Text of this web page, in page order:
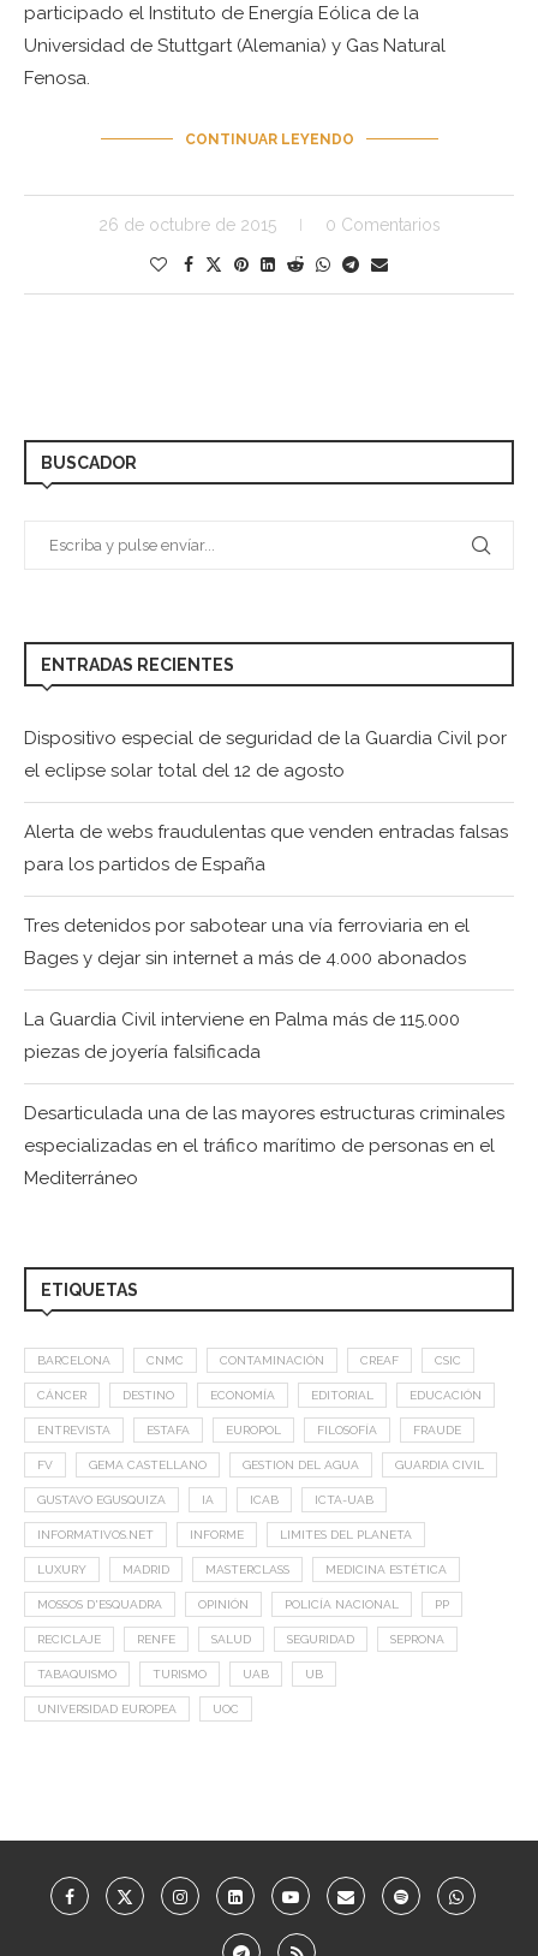
participado el Instituto de Energía Eólica de la
Universidad de Stuttgart (Alemania) y Gas Natural
Fenosa.
CONTINUAR LEYENDO
26 de octubre de 2015 0 Comentarios
BUSCADOR
ENTRADAS RECIENTES
Dispositivo especial de seguridad de la Guardia Civil por
el eclipse solar total del 12 de agosto
Alerta de webs fraudulentas que venden entradas falsas
para los partidos de España
Tres detenidos por sabotear una vía ferroviaria en el
Bages y dejar sin internet a más de 4.000 abonados
La Guardia Civil interviene en Palma más de 115.000
piezas de joyería falsificada
Desarticulada una de las mayores estructuras criminales
especializadas en el tráfico marítimo de personas en el
Mediterráneo
ETIQUETAS
BARCELONA CNMC CONTAMINACIÓN CREAF CSIC
CÁNCER DESTINO ECONOMÍA EDITORIAL EDUCACIÓN
ENTREVISTA ESTAFA EUROPOL FILOSOFÍA FRAUDE
FV GEMA CASTELLANO GESTION DEL AGUA GUARDIA CIVIL
GUSTAVO EGUSQUIZA IA ICAB ICTA-UAB
INFORMATIVOS.NET INFORME LIMITES DEL PLANETA
LUXURY MADRID MASTERCLASS MEDICINA ESTÉTICA
MOSSOS D'ESQUADRA OPINIÓN POLICÍA NACIONAL PP
RECICLAJE RENFE SALUD SEGURIDAD SEPRONA
TABAQUISMO TURISMO UAB UB
UNIVERSIDAD EUROPEA UOC